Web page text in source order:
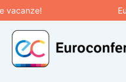
Vai
al
contenuto